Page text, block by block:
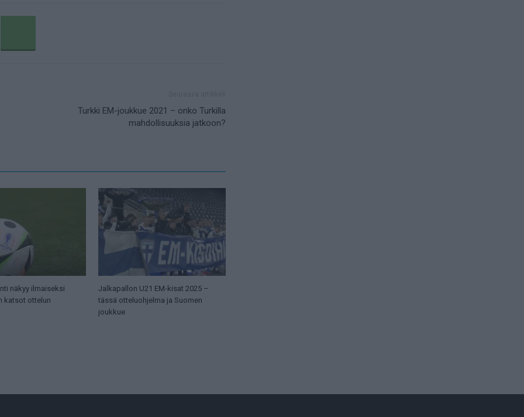
Turkki EM-joukkue 2021 – onko Turkilla
mahdollisuuksia jatkoon?
näkyy ilmaiseksi
katsot ottelun
Jalkapallon U21 EM-kisat 2025 –
tässä otteluohjelma ja Suomen
joukkue